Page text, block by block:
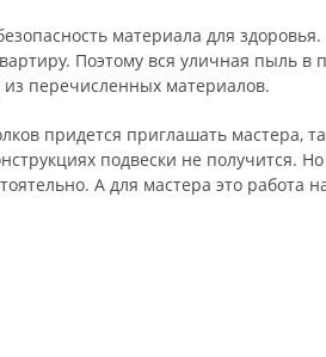
материала для
Поэтому вся уличная пыль в
перечисленных материалов.
придется приглашать мастера,
подвески не получится.
А для мастера это работа